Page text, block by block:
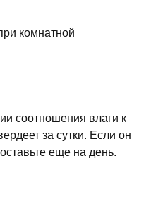
комнатной
соотношения влаги к
за сутки. Если он
еще на день.